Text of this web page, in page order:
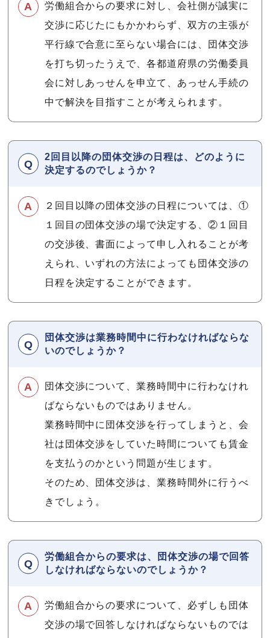
労働組合からの要求に対し、会社側が誠実に
交渉に応じたにもかかわらず、双方の主張が
平行線で合意に至らない場合には、団体交渉
を打ち切ったうえで、各都道府県の労働委員
会に対しあっせんを申立て、あっせん手続の
中で解決を目指すことが考えられます。
2回目以降の団体交渉の日程は、どのように
決定するのでしょうか？
２回目以降の団体交渉の日程については、①
１回目の団体交渉の場で決定する、②１回目
の交渉後、書面によって申し入れることが考
えられ、いずれの方法によっても団体交渉の
日程を決定することができます。
団体交渉は業務時間中に行わなければならな
いのでしょうか？
団体交渉について、業務時間中に行わなけれ
ばならないものではありません。
業務時間中に団体交渉を行ってしまうと、会
社は団体交渉をしていた時間についても賃金
を支払うのかという問題が生じます。
そのため、団体交渉は、業務時間外に行うべ
きでしょう。
労働組合からの要求は、団体交渉の場で回答
しなければならないのでしょうか？
労働組合からの要求について、必ずしも団体
交渉の場で回答しなければならないものでは